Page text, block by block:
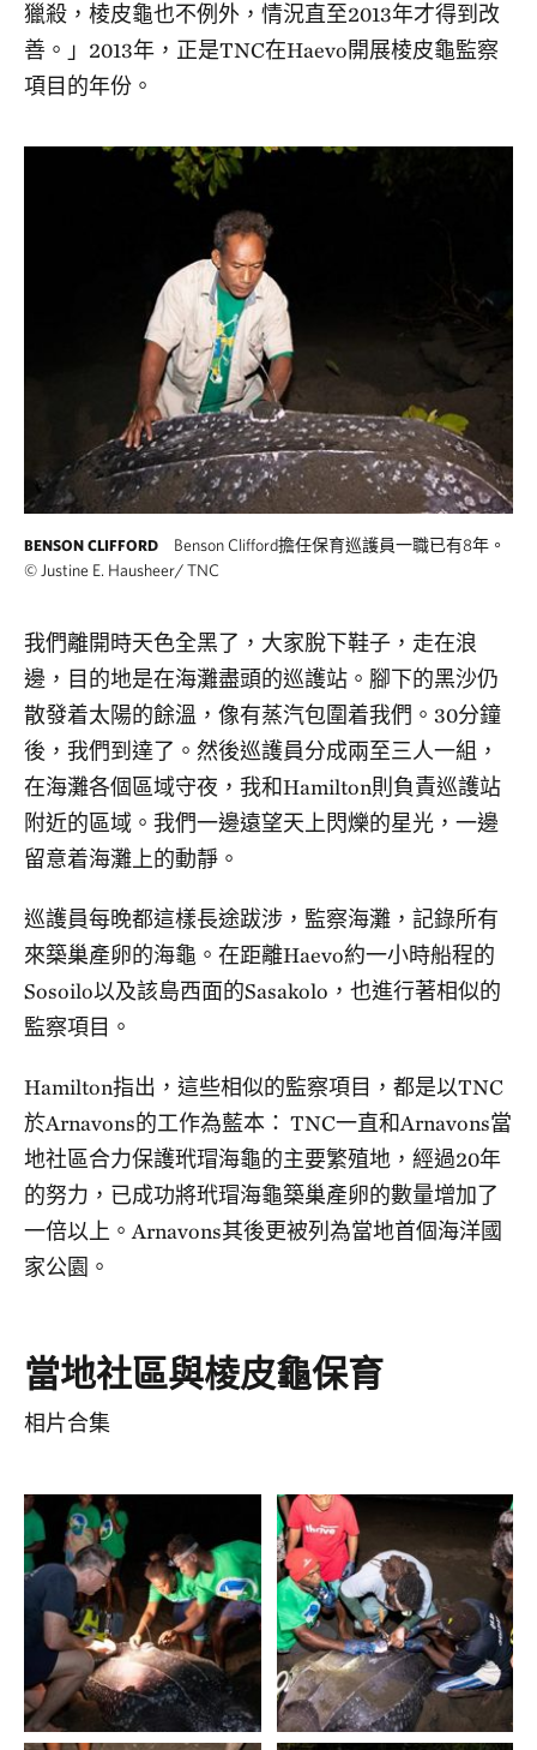
獵殺，棱皮龜也不例外，情況直至2013年才得到改
善。」2013年，正是TNC在Haevo開展棱皮龜監察
項目的年份。
BENSON CLIFFORD
Benson Clifford擔任保育巡護員一職已有8年。
© Justine E. Hausheer/ TNC
我們離開時天色全黑了，大家脫下鞋子，走在浪
邊，目的地是在海灘盡頭的巡護站。腳下的黑沙仍
散發着太陽的餘溫，像有蒸汽包圍着我們。30分鐘
後，我們到達了。然後巡護員分成兩至三人一組，
在海灘各個區域守夜，我和Hamilton則負責巡護站
附近的區域。我們一邊遠望天上閃爍的星光，一邊
留意着海灘上的動靜。
巡護員每晚都這樣長途跋涉，監察海灘，記錄所有
來築巢產卵的海龜。在距離Haevo約一小時船程的
Sosoilo以及該島西面的Sasakolo，也進行著相似的
監察項目。
Hamilton指出，這些相似的監察項目，都是以TNC
於Arnavons的工作為藍本： TNC一直和Arnavons當
地社區合力保護玳瑁海龜的主要繁殖地，經過20年
的努力，已成功將玳瑁海龜築巢產卵的數量增加了
一倍以上。Arnavons其後更被列為當地首個海洋國
家公園。
當地社區與棱皮龜保育
相片合集